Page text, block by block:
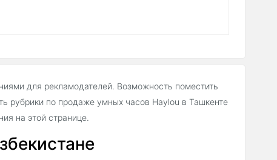
для рекламодателей. Возможность поместить
рубрики по продаже умных часов Haylou в Ташкенте
на этой странице.